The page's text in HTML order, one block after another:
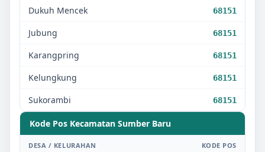
Dukuh Mencek 68151
Jubung 68151
Karangpring 68151
Kelungkung 68151
Sukorambi 68151
Kode Pos Kecamatan Sumber Baru
DESA / KELURAHAN KODE POS